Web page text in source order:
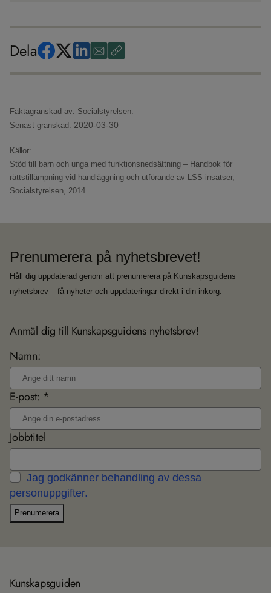
Dela
Faktagranskad av: Socialstyrelsen.
Senast granskad: 2020-03-30
Källor:
Stöd till barn och unga med funktionsnedsättning – Handbok för
rättstillämpning vid handläggning och utförande av LSS-insatser,
Socialstyrelsen, 2014.
Prenumerera på nyhetsbrevet!
Håll dig uppdaterad genom att prenumerera på Kunskapsguidens
nyhetsbrev – få nyheter och uppdateringar direkt i din inkorg.
Anmäl dig till Kunskapsguidens nyhetsbrev!
Namn:
E-post: *
Jobbtitel
Jag godkänner behandling av dessa
personuppgifter.
Prenumerera
Kun­skaps­gui­den